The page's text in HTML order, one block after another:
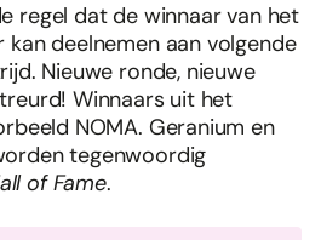
regel dat de winnaar van het
deelnemen aan volgende
Nieuwe ronde, nieuwe
Winnaars uit het
NOMA. Geranium en
tegenwoordig
of Fame.